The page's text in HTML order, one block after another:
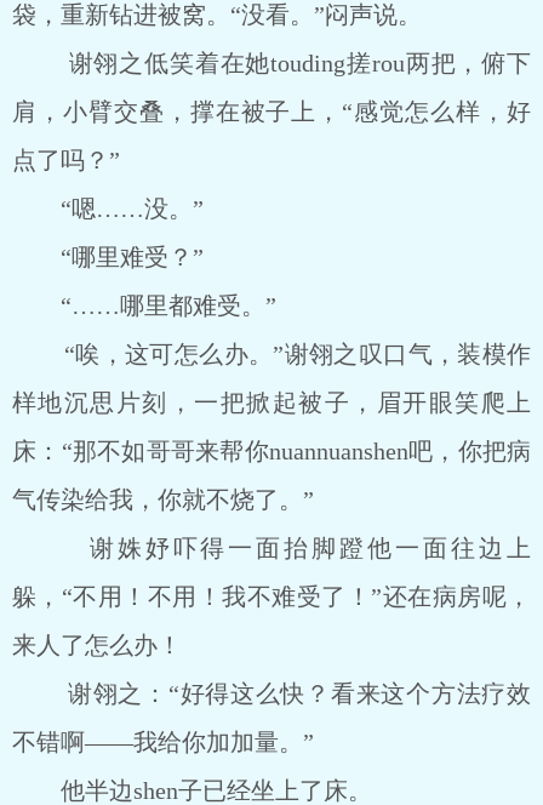
袋，重新钻进被窝。“没看。”闷声说。
谢翎之低笑着在她touding搓rou两把，俯下
肩，小臂交叠，撑在被子上，“感觉怎么样，好
点了吗？”
“嗯……没。”
“哪里难受？”
“……哪里都难受。”
“唉，这可怎么办。”谢翎之叹口气，装模作
样地沉思片刻，一把掀起被子，眉开眼笑爬上
床：“那不如哥哥来帮你nuannuanshen吧，你把病
气传染给我，你就不烧了。”
谢姝妤吓得一面抬脚蹬他一面往边上
躲，“不用！不用！我不难受了！”还在病房呢，
来人了怎么办！
谢翎之：“好得这么快？看来这个方法疗效
不错啊――我给你加加量。”
他半边shen子已经坐上了床。